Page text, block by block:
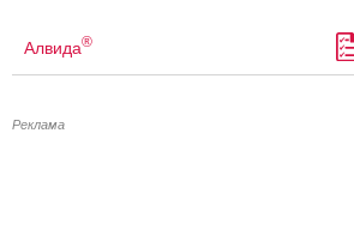
Алвида®
Реклама